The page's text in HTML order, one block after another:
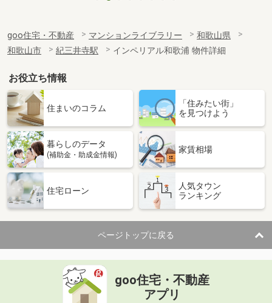
goo住宅・不動産 マンションライブラリー
和歌山県
和歌山市
紀三井寺駅 インペリアル和歌浦 物件詳細
お役立ち情報
住まいのコラム
「住みたい街」
を見つけよう
暮らしのデータ
(補助金・助成金情報)
家賃相場
住宅ローン
人気タウン
ランキング
ページトップに戻る
goo住宅・不動産
アプリ